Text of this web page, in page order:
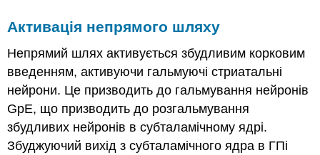
Активація непрямого шляху
Непрямий шлях активується збудливим корковим
введенням, активуючи гальмуючі стриатальні
нейрони. Це призводить до гальмування нейронів
GpE, що призводить до розгальмування
збудливих нейронів в субталамічному ядрі.
Збуджуючий вихід з субталамічного ядра в ГПі